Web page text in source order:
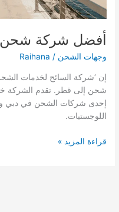
أفضل شركة شحن
وجهات الشحن /
Raihana
إن ‘شركة السائح لخدمات
شحن إلى قطر. تقدم الشركة
إحدى شركات الشحن في دبي
اللوجستيات.
قراءة المزيد »